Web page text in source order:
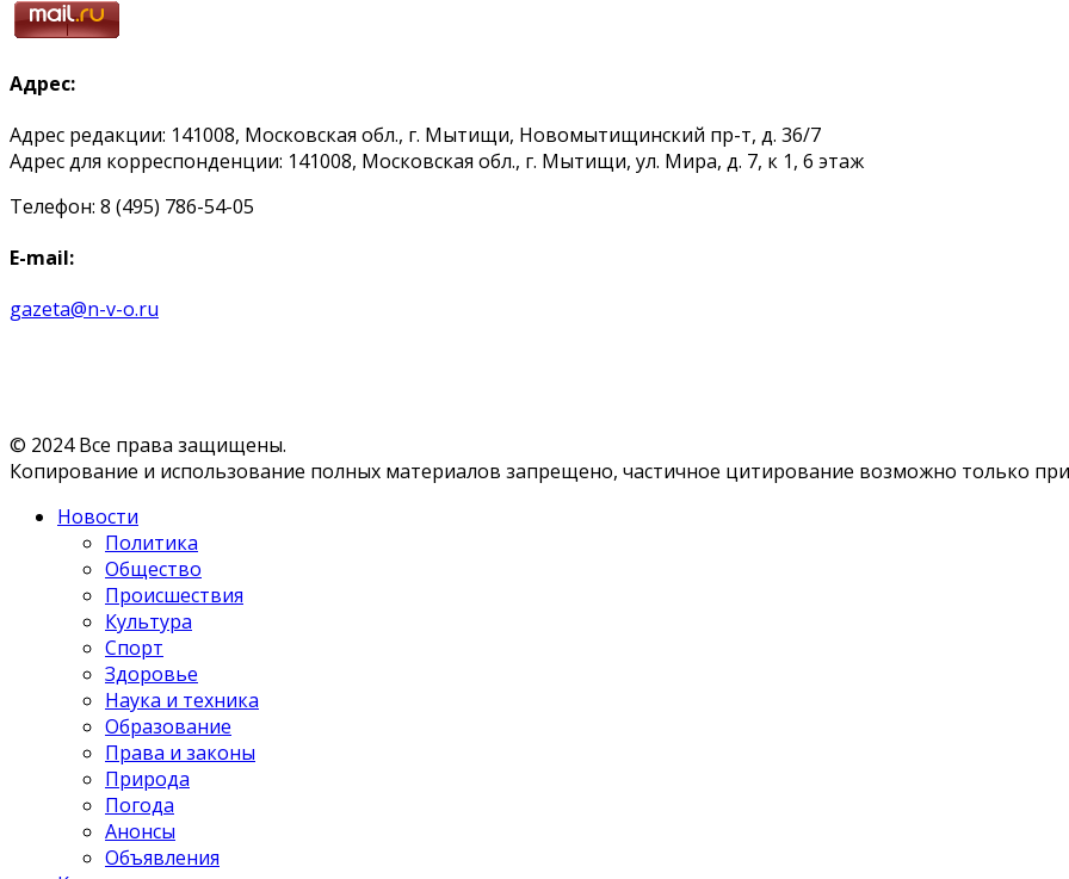
Адрес:
Адрес редакции: 141008, Московская обл., г. Мытищи, Новомытищинский пр-т, д. 36/7
Адрес для корреспонденции: 141008, Московская обл., г. Мытищи, ул. Мира, д. 7, к 1, 6 этаж
Телефон: 8 (495) 786-54-05
E-mail:
gazeta@n-v-o.ru
© 2024 Все права защищены.
Копирование и использование полных материалов запрещено, частичное цитирование возможно только
Новости
Политика
Общество
Происшествия
Культура
Спорт
Здоровье
Наука и техника
Образование
Права и законы
Природа
Погода
Анонсы
Объявления